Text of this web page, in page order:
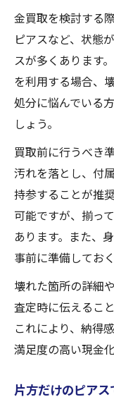
金買取を検討する
ピアスなど、状態
スが多くあります
を利用する場合、
処分に悩んでいる
しょう。
買取前に行うべき
汚れを落とし、付
持参することが推
可能ですが、揃っ
あります。また、
事前に準備してお
壊れた箇所の詳細
査定時に伝えるこ
これにより、納得
満足度の高い現金
片方だけのピア